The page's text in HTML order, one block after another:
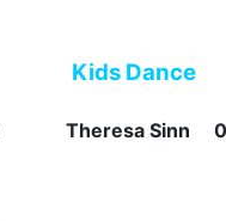
Kids Dance
Theresa Sinn